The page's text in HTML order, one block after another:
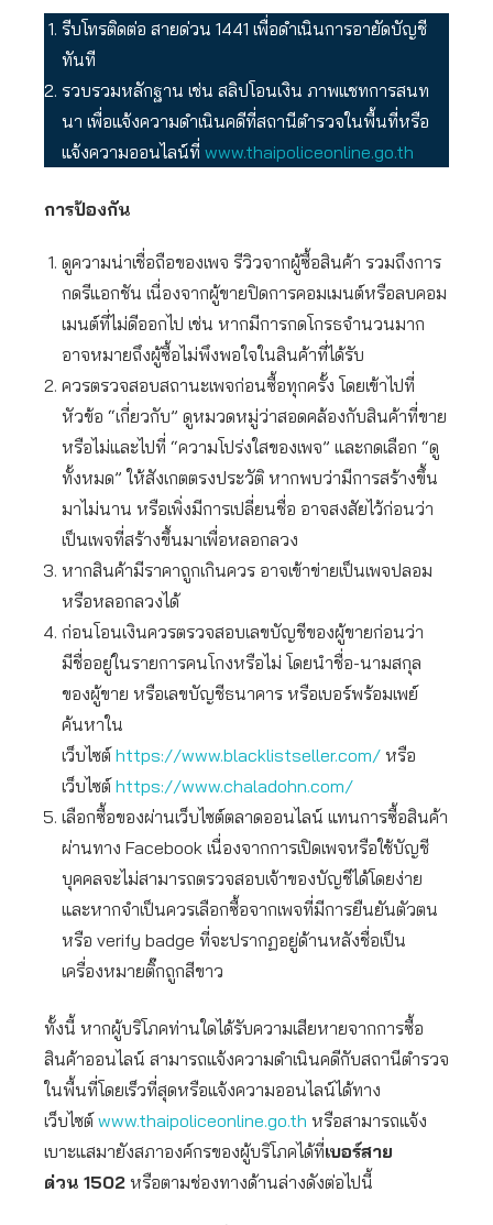
รีบโทรติดต่อ สายด่วน 1441 เพื่อดำเนินการอายัดบัญชี
ทันที
รวบรวมหลักฐาน เช่น สลิปโอนเงิน ภาพแชทการสนท
นา เพื่อแจ้งความดำเนินคดีที่สถานีตำรวจในพื้นที่หรือ
แจ้งความออนไลน์ที่ www.thaipoliceonline.go.th
การป้องกัน
ดูความน่าเชื่อถือของเพจ รีวิวจากผู้ซื้อสินค้า รวมถึงการ
กดรีแอกชัน เนื่องจากผู้ขายปิดการคอมเมนต์หรือลบคอม
เมนต์ที่ไม่ดีออกไป เช่น หากมีการกดโกรธจำนวนมาก
อาจหมายถึงผู้ซื้อไม่พึงพอใจในสินค้าที่ได้รับ
ควรตรวจสอบสถานะเพจก่อนซื้อทุกครั้ง โดยเข้าไปที่
หัวข้อ “เกี่ยวกับ” ดูหมวดหมู่ว่าสอดคล้องกับสินค้าที่ขาย
หรือไม่และไปที่ “ความโปร่งใสของเพจ” และกดเลือก “ดู
ทั้งหมด” ให้สังเกตตรงประวัติ หากพบว่ามีการสร้างขึ้น
มาไม่นาน หรือเพิ่งมีการเปลี่ยนชื่อ อาจสงสัยไว้ก่อนว่า
เป็นเพจที่สร้างขึ้นมาเพื่อหลอกลวง
หากสินค้ามีราคาถูกเกินควร อาจเข้าข่ายเป็นเพจปลอม
หรือหลอกลวงได้
ก่อนโอนเงินควรตรวจสอบเลขบัญชีของผู้ขายก่อนว่า
มีชื่ออยู่ในรายการคนโกงหรือไม่ โดยนำชื่อ-นามสกุล
ของผู้ขาย หรือเลขบัญชีธนาคาร หรือเบอร์พร้อมเพย์
ค้นหาใน
เว็บไซต์ https://www.blacklistseller.com/ หรือ
เว็บไซต์ https://www.chaladohn.com/
เลือกซื้อของผ่านเว็บไซต์ตลาดออนไลน์ แทนการซื้อสินค้า
ผ่านทาง Facebook เนื่องจากการเปิดเพจหรือใช้บัญชี
บุคคลจะไม่สามารถตรวจสอบเจ้าของบัญชีได้โดยง่าย
และหากจำเป็นควรเลือกซื้อจากเพจที่มีการยืนยันตัวตน
หรือ verify badge ที่จะปรากฏอยู่ด้านหลังชื่อเป็น
เครื่องหมายติ๊กถูกสีขาว
ทั้งนี้ หากผู้บริโภคท่านใดได้รับความเสียหายจากการซื้อ
สินค้าออนไลน์ สามารถแจ้งความดำเนินคดีกับสถานีตำรวจ
ในพื้นที่โดยเร็วที่สุดหรือแจ้งความออนไลน์ได้ทาง
เว็บไซต์ www.thaipoliceonline.go.th หรือสามารถแจ้ง
เบาะแสมายังสภาองค์กรของผู้บริโภคได้ที่เบอร์สาย
ด่วน 1502 หรือตามช่องทางด้านล่างดังต่อไปนี้